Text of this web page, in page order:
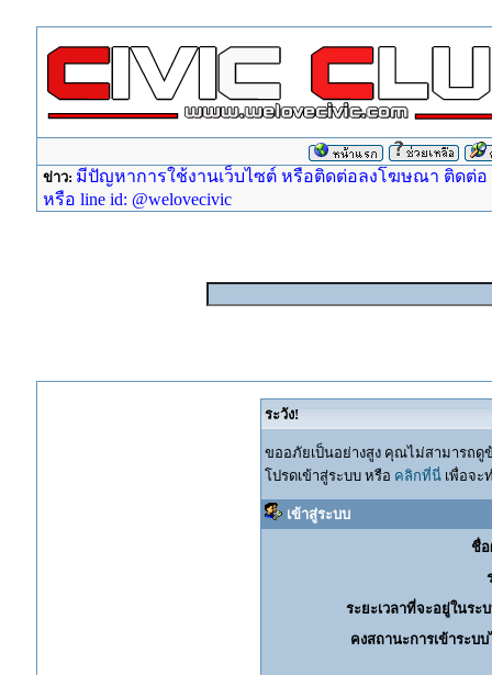
ข่าว: มีปัญหาการใช้งานเว็บไซต์ หรือติดต่อลงโฆษณา ติดต่อ
หรือ line id: @welovecivic
ระวัง!
ขออภัยเป็นอย่างสูง คุณไม่สามารถ
โปรดเข้าสู่ระบบ หรือ คลิกที่นี่เพื่อจะ
เข้าสู่ระบบ
ชื่อ
ระยะเวลาที่จะอยู่ในระ
คงสถานะการเข้าระบ